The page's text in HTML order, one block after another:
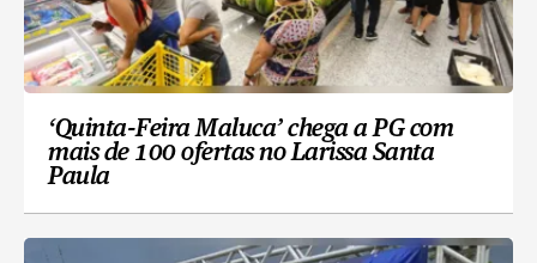
‘Quinta-Feira Maluca’ chega a PG com
mais de 100 ofertas no Larissa Santa
Paula